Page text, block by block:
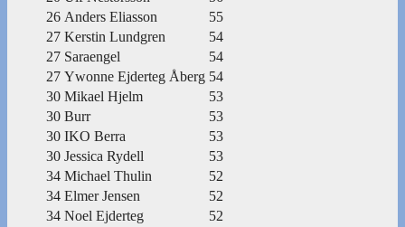
26 Anders Eliasson
55
27 Kerstin Lundgren
54
27 Saraengel
54
27 Ywonne Ejderteg Åberg 54
30 Mikael Hjelm
53
30 Burr
53
30 IKO Berra
53
30 Jessica Rydell
53
34 Michael Thulin
52
34 Elmer Jensen
52
34 Noel Ejderteg
52